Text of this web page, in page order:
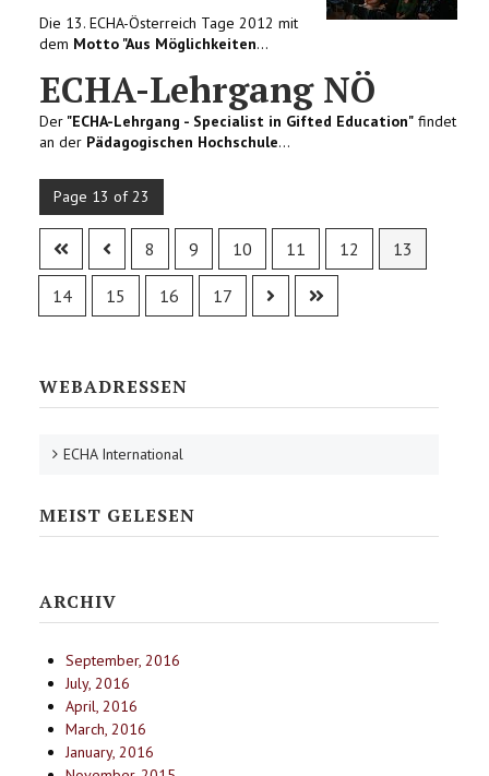
Die 13. ECHA-Österreich Tage 2012 mit
dem Motto "Aus Möglichkeiten...
ECHA-Lehrgang NÖ
Der "ECHA-Lehrgang - Specialist in Gifted Education" findet
an der Pädagogischen Hochschule...
Page 13 of 23
8 9 10 11 12 13
14 15 16 17
WEBADRESSEN
ECHA International
MEIST GELESEN
ARCHIV
September, 2016
July, 2016
April, 2016
March, 2016
January, 2016